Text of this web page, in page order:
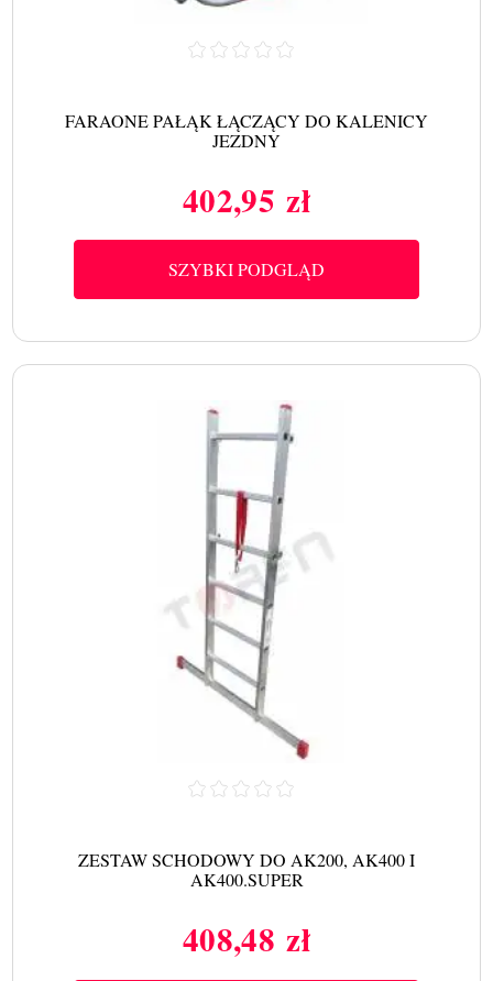
FARAONE PAŁĄK ŁĄCZĄCY DO KALENICY
JEZDNY
Cena
402,95 zł
SZYBKI PODGLĄD
ZESTAW SCHODOWY DO AK200, AK400 I
AK400.SUPER
Cena
408,48 zł